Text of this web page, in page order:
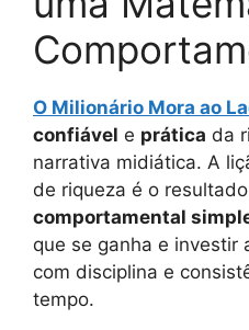
O Milionário Mora ao
confiável e prática da
narrativa midiática. A
de riqueza é o
comportamental
que se ganha e investir
com disciplina e
tempo.